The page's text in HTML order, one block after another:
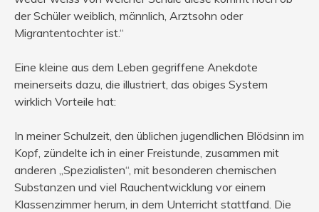
der Schüler weiblich, männlich, Arztsohn oder
Migrantentochter ist.“
Eine kleine aus dem Leben gegriffene Anekdote
meinerseits dazu, die illustriert, das obiges System
wirklich Vorteile hat:
In meiner Schulzeit, den üblichen jugendlichen Blödsinn im
Kopf, zündelte ich in einer Freistunde, zusammen mit
anderen „Spezialisten“, mit besonderen chemischen
Substanzen und viel Rauchentwicklung vor einem
Klassenzimmer herum, in dem Unterricht stattfand. Die